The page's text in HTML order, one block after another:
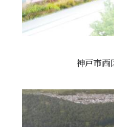
神戸市西